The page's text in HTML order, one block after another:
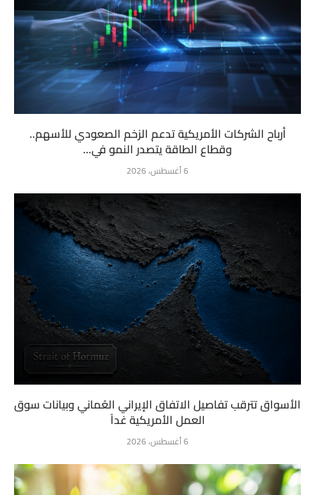
أرباح الشركات الأمريكية تدعم الزخم الصعودي للأسهم..
وقطاع الطاقة يتصدر النمو في...
6 أغسطس، 2026
الأسواق تترقب تفاصيل الاتفاق الإيراني العُماني وبيانات سوق
العمل الأمريكية غداً
6 أغسطس، 2026